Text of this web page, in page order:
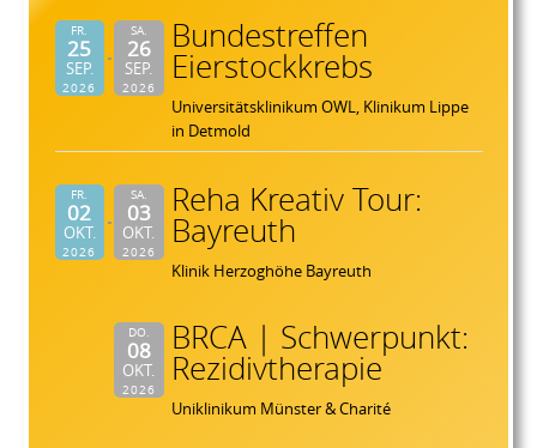
FR.
25
SEP.
2026
SA.
26
SEP.
2026
Bundestreffen
Eierstockkrebs
Universitätsklinikum OWL, Klinikum Lippe
in Detmold
FR.
02
OKT.
2026
SA.
03
OKT.
2026
Reha Kreativ Tour:
Bayreuth
Klinik Herzoghöhe Bayreuth
DO.
08
OKT.
2026
BRCA | Schwerpunkt:
Rezidivtherapie
Uniklinikum Münster & Charité